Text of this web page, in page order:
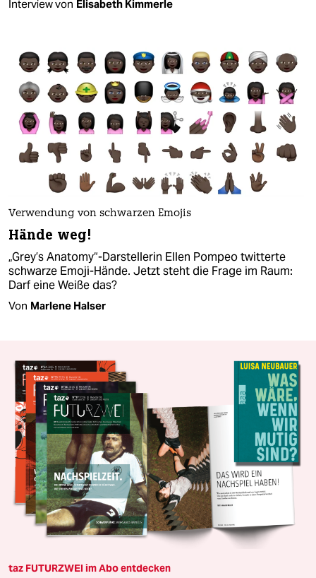
Interview von Elisabeth Kimmerle
Verwendung von schwarzen Emojis
Hände weg!
„Grey’s Anatomy“-Darstellerin Ellen Pompeo twitterte
schwarze Emoji-Hände. Jetzt steht die Frage im Raum:
Darf eine Weiße das?
Von Marlene Halser
taz FUTURZWEI im Abo entdecken